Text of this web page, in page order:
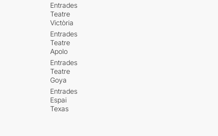
Entrades
Teatre
Victòria
Entrades
Teatre
Apolo
Entrades
Teatre
Goya
Entrades
Espai
Texas